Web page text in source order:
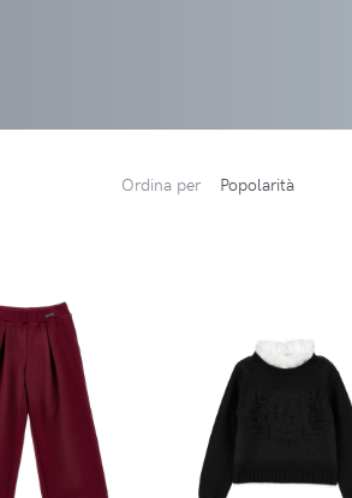
Ordina per